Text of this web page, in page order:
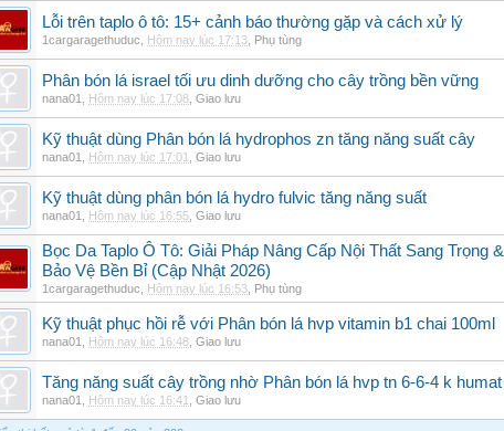
Lỗi trên taplo ô tô: 15+ cảnh báo thường gặp và cách xử lý
1cargaragethuduc Hôm nay lúc 17:13 Phụ tùng
Phân bón lá israel tối ưu dinh dưỡng cho cây trồng bền vững
nana01 Hôm nay lúc 17:08 Giao lưu
Kỹ thuật dùng Phân bón lá hydrophos zn tăng năng suất cây
nana01 Hôm nay lúc 17:01 Giao lưu
Kỹ thuật dùng phân bón lá hydro fulvic tăng năng suất
nana01 Hôm nay lúc 16:55 Giao lưu
Bọc Da Taplo Ô Tô: Giải Pháp Nâng Cấp Nội Thất Sang Trọng &
Bảo Vệ Bền Bỉ (Cập Nhật 2026)
1cargaragethuduc Hôm nay lúc 16:53 Phụ tùng
Kỹ thuật phục hồi rễ với Phân bón lá hvp vitamin b1 chai 100ml
nana01 Hôm nay lúc 16:48 Giao lưu
Tăng năng suất cây trồng nhờ Phân bón lá hvp tn 6-6-4 k humat
nana01 Hôm nay lúc 16:41 Giao lưu